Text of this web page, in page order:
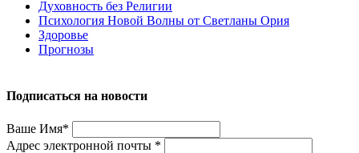
Духовность без Религии
Психология Новой Волны от Светланы Ория
Здоровье
Прогнозы
Подписаться на новости
Ваше Имя*
Адрес электронной почты *